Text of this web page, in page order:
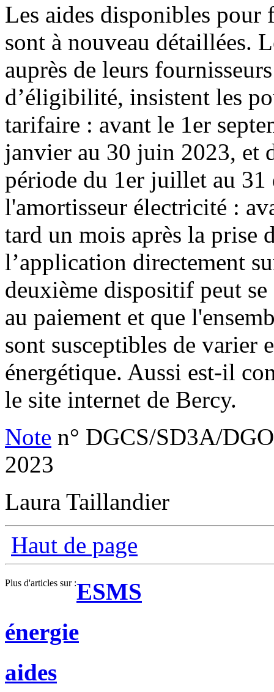
Les aides disponibles pour
sont à nouveau détaillées.
auprès de leurs
d’éligibilité, insistent les
tarifaire : avant le 1er
janvier au 30 juin 2023, et
période du 1er juillet au 31
l'amortisseur électricité :
tard un mois après la prise
l’application directement
deuxième dispositif peut
au paiement et que
sont susceptibles de varier
énergétique. Aussi est-il
le site internet de Bercy.
Note n° DGCS/SD3A/
2023
Laura Taillandier
Haut de page
Plus d'articles sur :ESMS
énergie
aides